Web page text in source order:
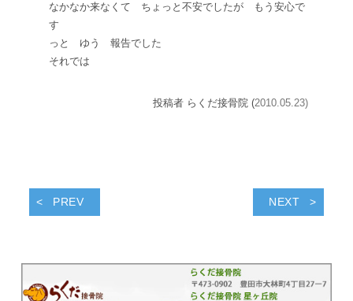
なかなか来なくて ちょっと不安でしたが もう安心で
す
っと ゆう 報告でした
それでは
投稿者 らくだ接骨院 (2010.05.23)
PREV NEXT